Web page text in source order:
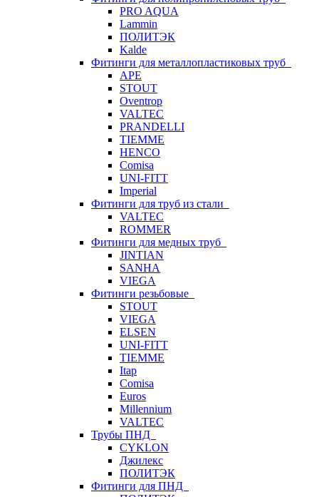
PRO AQUA
Lammin
ПОЛИТЭК
Kalde
Фитинги для металлопластиковых труб
APE
STOUT
Oventrop
VALTEC
PRANDELLI
TIEMME
HENCO
Comisa
UNI-FITT
Imperial
Фитинги для труб из стали
VALTEC
ROMMER
Фитинги для медных труб
JINTIAN
SANHA
VIEGA
Фитинги резьбовые
STOUT
VIEGA
ELSEN
UNI-FITT
TIEMME
Itap
Comisa
Euros
Millennium
VALTEC
Трубы ПНД
CYKLON
Джилекс
ПОЛИТЭК
Фитинги для ПНД